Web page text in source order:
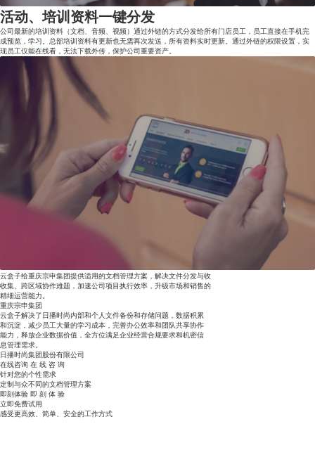
活动、培训资料一键分发
公司最新的培训资料（文档、音频、视频）通过外链的方式分发给所有门店员工，员工直接在手机完
成预览，学习。总部培训资料有更新也无需再次发送，所有资料实时更新。通过外链的权限设置，实
现员工仅能在线看，无法下载外传，保护公司重要资产。
云盒子给重庆宗申集团提供适用的文档管理方案，解决文件分发与收
收集、跨区域协作难题，加速公司项目执行效率，升级市场和销售的
精细运营能力。
重庆宗申集团
云盒子解决了日播时尚内部和个人文件备份和存储问题，数据积累
和沉淀，减少员工大量的学习成本，完善办公效率和团队共享协作
能力，释放企业数据价值，全方位满足企业经营合规要求和机密信
息管理需求。
日播时尚集团股份有限公司
在线咨询 在 线 咨 询
针对您的个性需求
定制与众不同的文档管理方案
即刻体验 即 刻 体 验
立即免费试用
感受更高效、简单、安全的工作方式